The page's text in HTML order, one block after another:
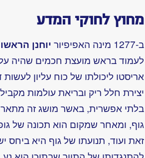
מחוץ לחוקי המדע
ב-1277 מינה האפיפיור יוחנן
לעמוד בראש מועצת חכמים שהיה
אריסטו ליכולתו של כוח עליון
יצירת חלל ריק ובריאת עולמות
בלתי אפשרית, באשר מושג זה
גוף, ומאחר שמקום הוא תכונה של
זאת ועוד, תנועתו של גוף היא ביחס